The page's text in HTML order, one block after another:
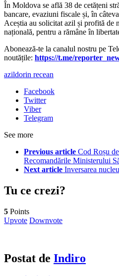
În Moldova se află 38 de cetățeni
bancare, evaziuni fiscale și, în
Aceștia au solicitat azil și profită de
națională, pentru a rămâne în
Abonează-te la canalul nostru pe
noutățile: https://t.me/
azildorin recean
Facebook
Twitter
Viber
Telegram
See more
Previous article Cod Roșu
Recomandările Ministerului
Next article Inversarea
Tu ce crezi?
5 Points
Upvote Downvote
Postat de Indiro